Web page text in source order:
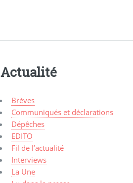
Actualité
Brèves
Communiqués et déclarations
Dépêches
EDITO
Fil de l’actualité
Interviews
La Une